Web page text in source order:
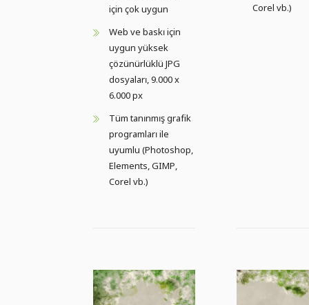
için çok uygun
Web ve baskı için
uygun yüksek
çözünürlüklü JPG
dosyaları, 9.000 x
6.000 px
Tüm tanınmış grafik
programları ile
uyumlu (Photoshop,
Elements, GIMP,
Corel vb.)
Corel vb.)